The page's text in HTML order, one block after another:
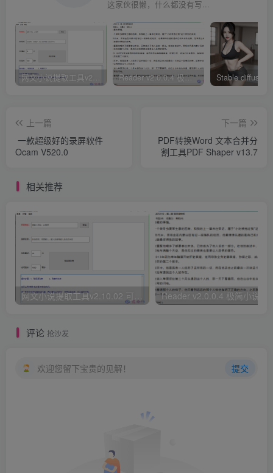
这家伙很懒，什么都没有写...
网文小说提取工具v2.10.02 可以自动下载小说 从此不再花钱看小说 Reader v2.0.0.4 极简小说阅读器支持导入在线及离线书源
上一篇
一款超级好的录屏软件
Ocam V520.0
下一篇
PDF转换Word 文本合并分
割工具PDF Shaper v13.7
相关推荐
网文小说提取工具v2.10.02 可以自动下载小说 从此不再花钱看小说
评论 抢沙发
欢迎您留下宝贵的见解！ 提交